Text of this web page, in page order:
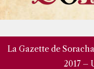
La Gazette de
2017 –